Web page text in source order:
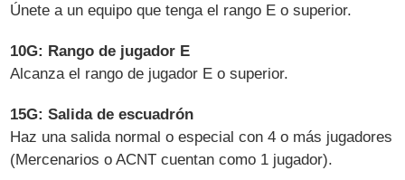
Únete a un equipo que tenga el rango E o superior.
10G: Rango de jugador E
Alcanza el rango de jugador E o superior.
15G: Salida de escuadrón
Haz una salida normal o especial con 4 o más jugadores
(Mercenarios o ACNT cuentan como 1 jugador).